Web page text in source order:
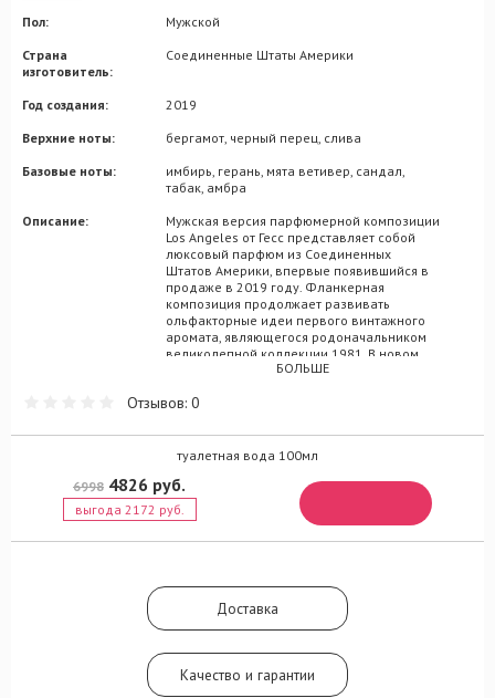
Пол:
Мужской
Страна
изготовитель:
Соединенные Штаты Америки
Год создания:
2019
Верхние ноты:
бергамот, черный перец, слива
Базовые ноты:
имбирь, герань, мята ветивер, сандал,
табак, амбра
Описание:
Мужская версия парфюмерной композиции
Los Angeles от Гесс представляет собой
люксовый парфюм из Соединенных
Штатов Америки, впервые появившийся в
продаже в 2019 году. Фланкерная
композиция продолжает развивать
ольфакторные идеи первого винтажного
аромата, являющегося родоначальником
великолепной коллекции 1981. В новом
мужском флере американского
переплетения фужерно-ориентальных
градиентной поверхностью
цилиндрического флакона с черной
из самых больших городов США, этот
аромат раскроет свои ольфакторные карты
вступительными акцентами бергамота, с
прохладным дуэтом мяты и герани. Глубину
шлейфового мотива, в свою очередь,
обеспечат ноты ветивера, сандала и
табачного листа.
БОЛЬШЕ
Отзывов: 0
туалетная вода 100мл
6998 4826 руб.
выгода 2172 руб.
Доставка
Качество и гарантии